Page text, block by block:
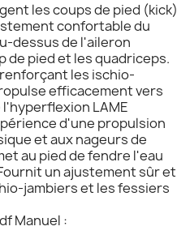
les coups de pied (kick)
confortable du
dessus de l'aileron
de pied et les quadriceps.
renforçant les ischio-
efficacement vers
l'hyperflexion LAME
d'une propulsion
et aux nageurs de
au pied de fendre l'eau
un ajustement sûr et
jambiers et les fessiers
Manuel :